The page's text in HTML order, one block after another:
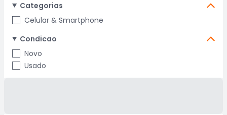
Categorias
Celular & Smartphone
Condicao
Novo
Usado